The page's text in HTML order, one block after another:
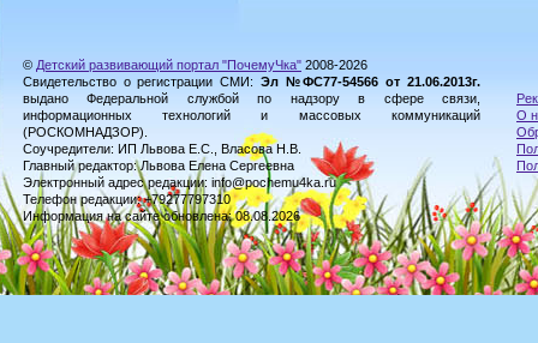
© Детский развивающий портал "ПочемуЧка" 2008-2026
Свидетельство о регистрации СМИ: Эл №ФС77-54566 от 21.06.2013г.
выдано Федеральной службой по надзору в сфере связи,
информационных технологий и массовых коммуникаций
(РОСКОМНАДЗОР).
Соучредители: ИП Львова Е.С., Власова Н.В.
Главный редактор: Львова Елена Сергеевна
Электронный адрес редакции: info@pochemu4ka.ru
Телефон редакции: +79277797310
Информация на сайте обновлена: 08.08.2026
О